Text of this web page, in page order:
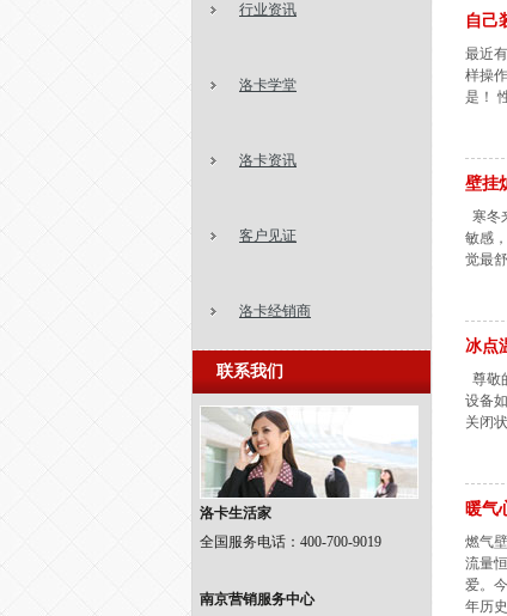
行业资讯
洛卡学堂
洛卡资讯
客户见证
洛卡经销商
联系我们
洛卡生活家
全国服务电话：400-700-9019
南京营销服务中心
自己
最近
样操
是！
壁挂
寒冬
敏感
觉最
冰点
尊敬
设备
关闭
暖气
燃气
流量
爱。
年历